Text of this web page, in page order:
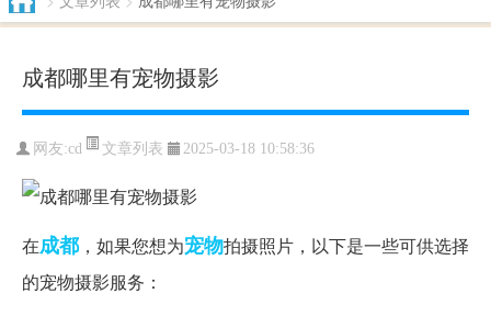
成都哪里有宠物摄影
网友:cd 文章列表 2025-03-18 10:58:36
在成都，如果您想为宠物拍摄照片，以下是一些可供选择
的宠物摄影服务：